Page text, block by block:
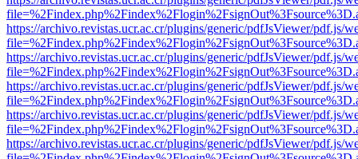
https://archivo.revistas.ucr.ac.cr/plugins/generic/pdfJsViewer/pdf.js/
https://archivo.revistas.ucr.ac.cr/plugins/generic/pdfJsViewer/pdf.js/
https://archivo.revistas.ucr.ac.cr/plugins/generic/pdfJsViewer/pdf.js/
https://archivo.revistas.ucr.ac.cr/plugins/generic/pdfJsViewer/pdf.js/
https://archivo.revistas.ucr.ac.cr/plugins/generic/pdfJsViewer/pdf.js/